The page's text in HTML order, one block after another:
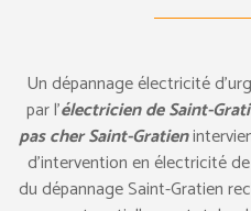
Un dépannage électricité
par l’électricien de Saint-
pas cher Saint-Gratien
d’intervention en électricité
du dépannage Saint-Gratien